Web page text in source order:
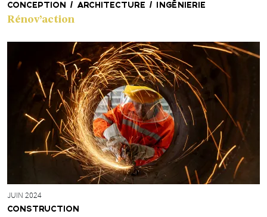
CONCEPTION / ARCHITECTURE / INGÉNIERIE
Rénov’action
JUIN 2024
CONSTRUCTION